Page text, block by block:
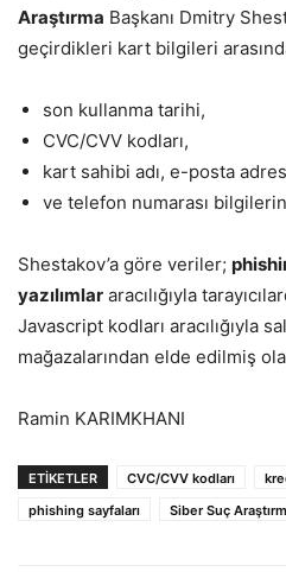
Araştırma Başkanı Dmitry
geçirdikleri kart bilgileri
son kullanma tarihi,
CVC/CVV kodları,
kart sahibi adı, e-posta
ve telefon numarası
Shestakov’a göre veriler;
yazılımlar aracılığıyla
Javascript kodları aracılığıyla
mağazalarından elde edilmiş
Ramin KARIMKHANI
ETIKETLER CVC/CVV kodları
phishing sayfaları
Siber Suç